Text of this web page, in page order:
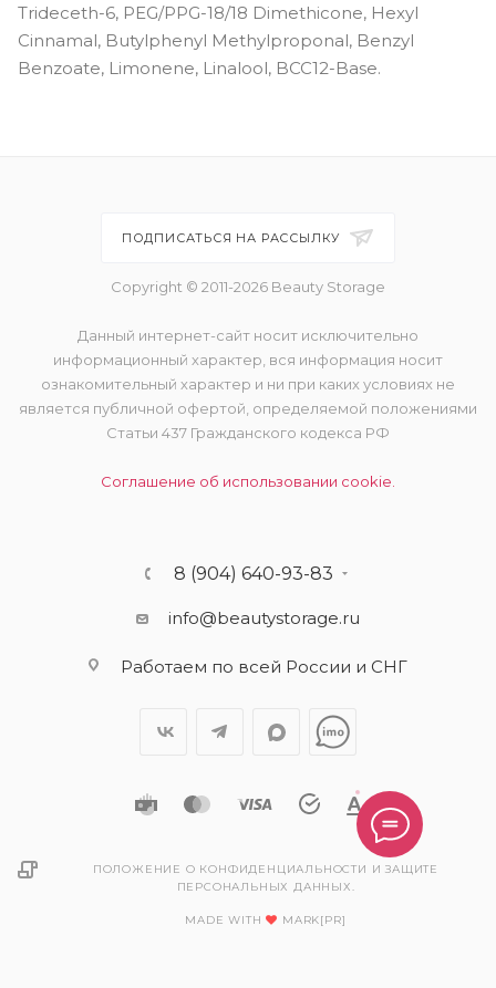
Trideceth-6, PEG/PPG-18/18 Dimethicone, Hexyl
Cinnamal, Butylphenyl Methylproponal, Benzyl
Benzoate, Limonene, Linalool, BCC12-Base.
ПОДПИСАТЬСЯ НА РАССЫЛКУ
Copyright © 2011-2026 Beauty Storage
Данный интернет-сайт носит исключительно
информационный характер, вся информация носит
ознакомительный характер и ни при каких условиях не
является публичной офертой, определяемой положениями
Статьи 437 Гражданского кодекса РФ
Соглашение об использовании cookie.
8 (904) 640-93-83
info@beautystorage.ru
Работаем по всей России и СНГ
ПОЛОЖЕНИЕ О КОНФИДЕНЦИАЛЬНОСТИ И ЗАЩИТЕ
ПЕРСОНАЛЬНЫХ ДАННЫХ.
MADE WITH MARK[PR]